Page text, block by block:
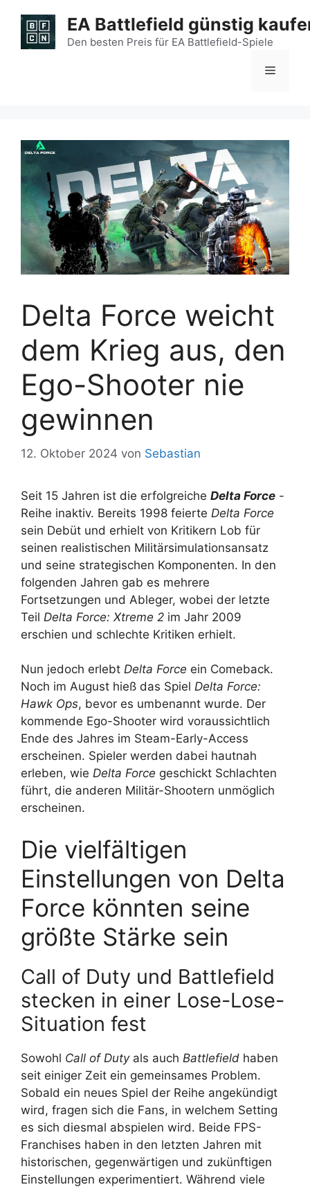
Inhalt
springen
EA Battlefield günstig
Den besten Preis für EA Battlefield-Spiele
Menü
Delta Force weicht
dem Krieg aus, den
Ego-Shooter nie
gewinnen
12. Oktober 2024 von Sebastian
Seit 15 Jahren ist die erfolgreiche Delta Force -
Reihe inaktiv. Bereits 1998 feierte Delta Force
sein Debüt und erhielt von Kritikern Lob für
seinen realistischen Militärsimulationsansatz
und seine strategischen Komponenten. In den
folgenden Jahren gab es mehrere
Fortsetzungen und Ableger, wobei der letzte
Teil Delta Force: Xtreme 2 im Jahr 2009
erschien und schlechte Kritiken erhielt.
Nun jedoch erlebt Delta Force ein Comeback.
Noch im August hieß das Spiel Delta Force:
Hawk Ops, bevor es umbenannt wurde. Der
kommende Ego-Shooter wird voraussichtlich
Ende des Jahres im Steam-Early-Access
erscheinen. Spieler werden dabei hautnah
erleben, wie Delta Force geschickt Schlachten
führt, die anderen Militär-Shootern unmöglich
erscheinen.
Die vielfältigen
Einstellungen von Delta
Force könnten seine
größte Stärke sein
Call of Duty und Battlefield
stecken in einer Lose-Lose-
Situation fest
Sowohl Call of Dutyals auch Battlefield haben
seit einiger Zeit ein gemeinsames Problem.
Sobald ein neues Spiel der Reihe angekündigt
wird, fragen sich die Fans, in welchem Setting
es sich diesmal abspielen wird. Beide FPS-
Franchises haben in den letzten Jahren mit
historischen, gegenwärtigen und zukünftigen
Einstellungen experimentiert. Während viele